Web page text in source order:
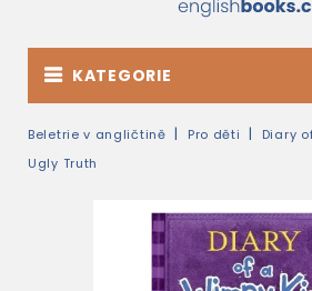
KATEGORIE
Beletrie v angličtině Pro děti
Diary
Ugly Truth